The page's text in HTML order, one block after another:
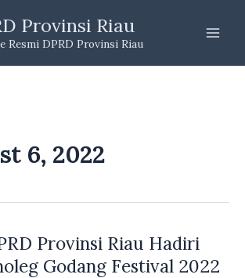
Provinsi Riau
Resmi DPRD Provinsi Riau
6, 2022
Provinsi Riau Hadiri
Godang Festival 2022